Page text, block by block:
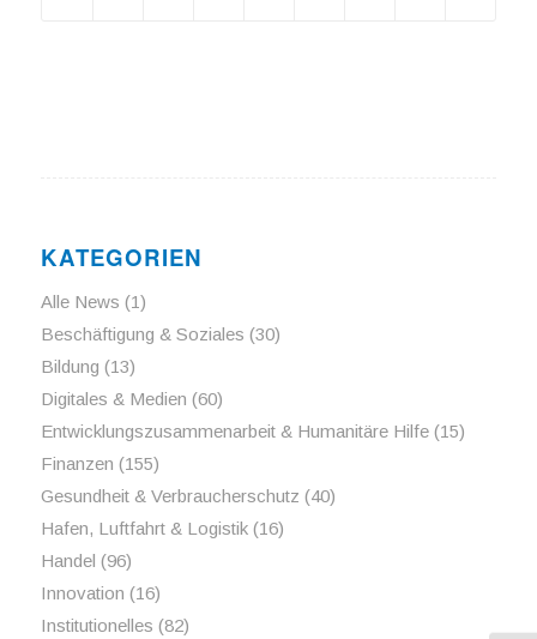
KATEGORIEN
Alle News (1)
Beschäftigung & Soziales (30)
Bildung (13)
Digitales & Medien (60)
Entwicklungszusammenarbeit & Humanitäre Hilfe(15)
Finanzen (155)
Gesundheit & Verbraucherschutz (40)
Hafen, Luftfahrt & Logistik(16)
Handel (96)
Innovation (16)
Institutionelles (82)